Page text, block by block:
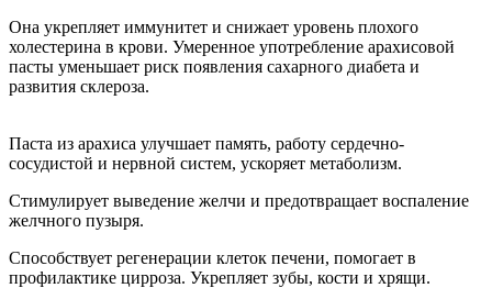
Она укрепляет иммунитет и снижает уровень плохого
холестерина в крови. Умеренное употребление арахисовой
пасты уменьшает риск появления сахарного диабета и
развития склероза.
Паста из арахиса улучшает память, работу сердечно-
сосудистой и нервной систем, ускоряет метаболизм.
Стимулирует выведение желчи и предотвращает воспаление
желчного пузыря.
Способствует регенерации клеток печени, помогает в
профилактике цирроза. Укрепляет зубы, кости и хрящи.